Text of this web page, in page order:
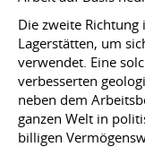
Die zweite
Lagerstätten, um
verwendet. Eine
verbesserten
neben dem
ganzen Welt in
billigen